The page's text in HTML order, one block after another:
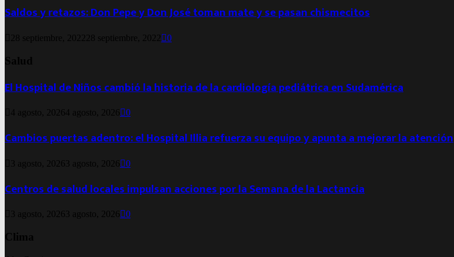
Saldos y retazos: Don Pepe y Don José toman mate y se pasan chismecitos
28 septiembre, 2022 28 septiembre, 2022 0
Salud
El Hospital de Niños cambió la historia de la cardiología pediátrica en Sudamérica
4 agosto, 20264 agosto, 2026 0
Cambios puertas adentro: el Hospital Illia refuerza su equipo y apunta a mejorar la atención
3 agosto, 2026 3 agosto, 2026 0
Centros de salud locales impulsan acciones por la Semana de la Lactancia
3 agosto, 2026 3 agosto, 2026 0
Clima